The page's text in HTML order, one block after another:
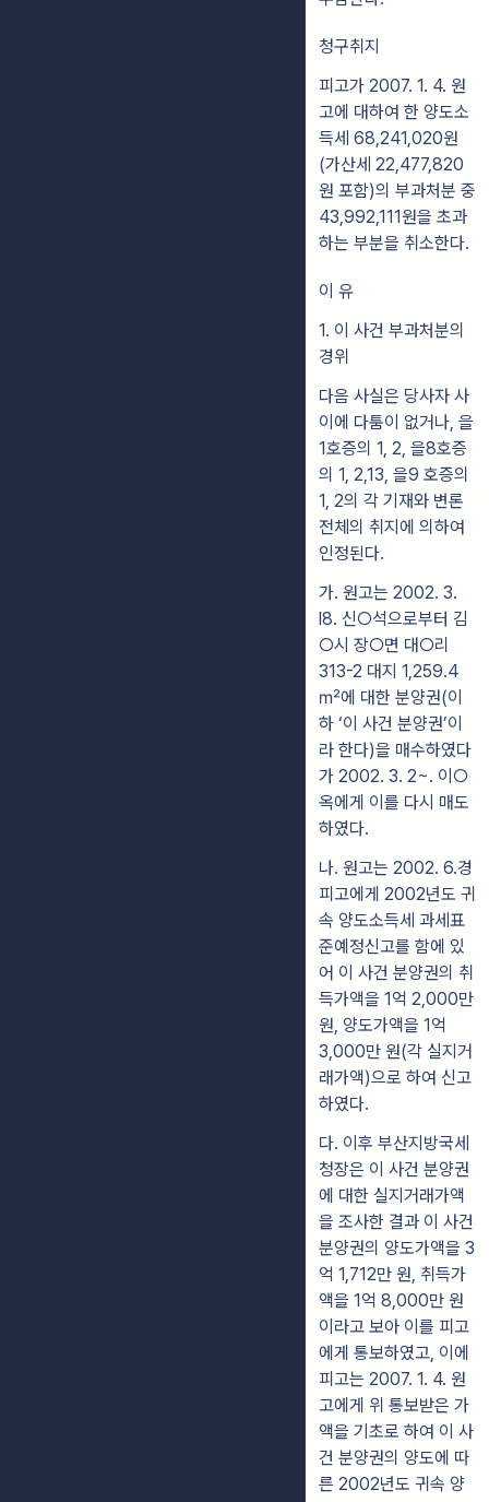
청구취지
피고가 2007. 1. 4. 원
고에 대하여 한 양도소
득세 68,241,020원
(가산세 22,477,820
원 포함)의 부과처분 중
43,992,111원을 초과
하는 부분을 취소한다.
이 유
1. 이 사건 부과처분의
경위
다음 사실은 당사자 사
이에 다툼이 없거나, 을
1호증의 1, 2, 을8호증
의 1, 2,13, 을9 호증의
1, 2의 각 기재와 변론
전체의 취지에 의하여
인정된다.
가. 원고는 2002. 3.
l8. 신○석으로부터 김
○시 장○면 대○리
313-2 대지 1,259.4
㎡에 대한 분양권(이
하 ‘이 사건 분양권’이
라 한다)을 매수하였다
가 2002. 3. 2~. 이○
옥에게 이를 다시 매도
하였다.
나. 원고는 2002. 6.경
피고에게 2002년도 귀
속 양도소득세 과세표
준예정신고를 함에 있
어 이 사건 분양권의 취
득가액을 1억 2,000만
원, 양도가액을 1억
3,000만 원(각 실지거
래가액)으로 하여 신고
하였다.
다. 이후 부산지방국세
청장은 이 사건 분양권
에 대한 실지거래가액
을 조사한 결과 이 사건
분양권의 양도가액을 3
억 1,712만 원, 취득가
액을 1억 8,000만 원
이라고 보아 이를 피고
에게 통보하였고, 이에
피고는 2007. 1. 4. 원
고에게 위 통보받은 가
액을 기초로 하여 이 사
건 분양권의 양도에 따
른 2002년도 귀속 양